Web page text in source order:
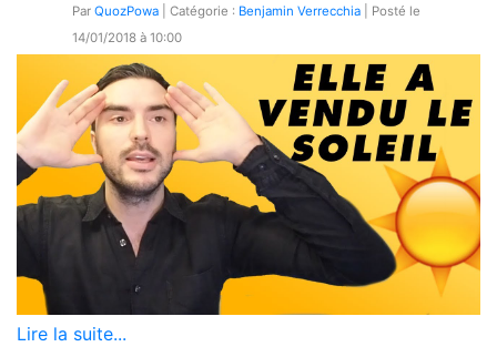
Par QuozPowa | Catégorie : Benjamin Verrecchia | Posté le
14/01/2018 à 10:00
Lire la suite...